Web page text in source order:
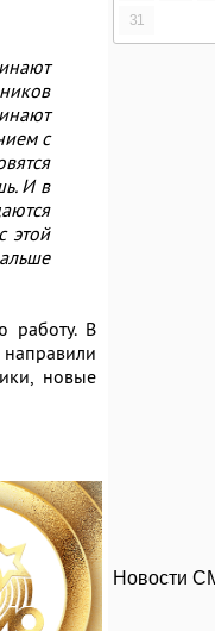
с
И в
этой
работу. В
новые
31
Новости